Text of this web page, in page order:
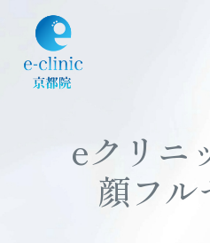
eクリニ
顔フル